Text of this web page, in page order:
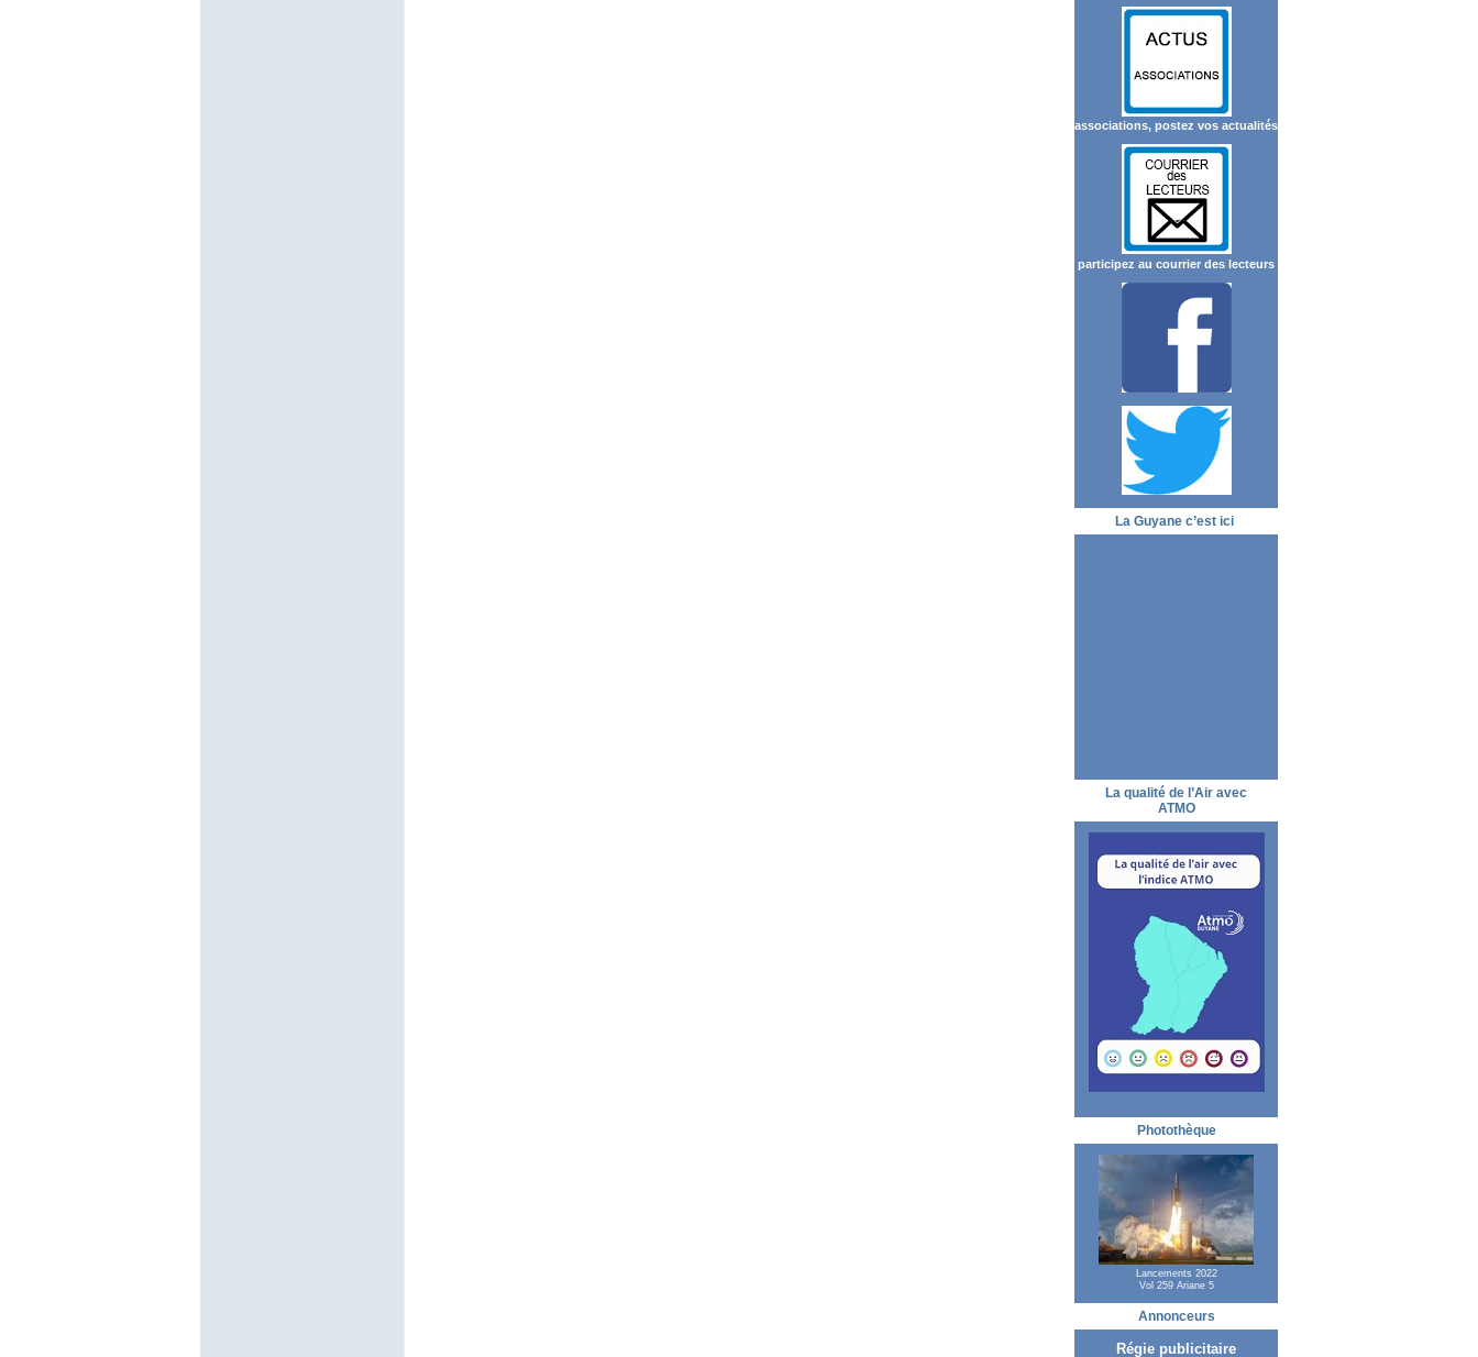
associations, postez vos actualités
participez au courrier des lecteurs
La Guyane c’est ici
La qualité de l’Air avec
ATMO
Photothèque
Lancements 2022
Vol 259 Ariane 5
Annonceurs
Régie publicitaire